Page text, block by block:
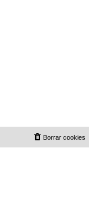
Borrar cookies